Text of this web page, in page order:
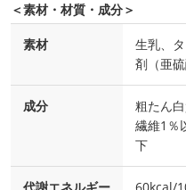
＜素材・材質・成分＞
素材
生乳、
剤（亜硫
成分
粗たん
繊維1％
下